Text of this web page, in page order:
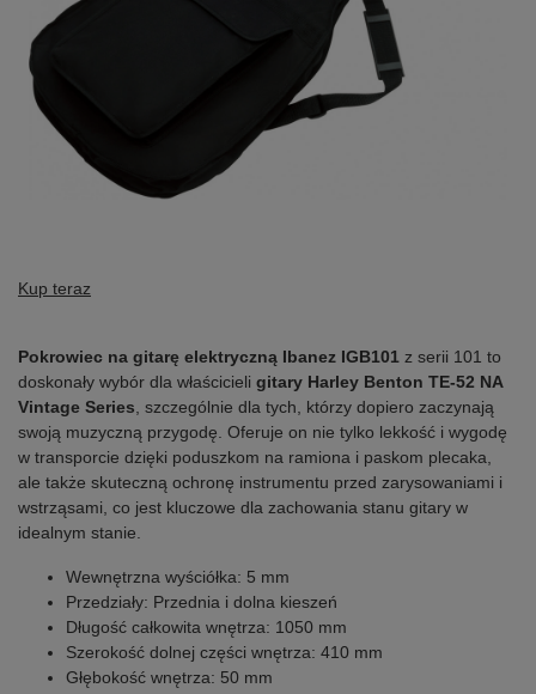
Kup teraz
Pokrowiec na gitarę elektryczną Ibanez IGB101 z serii 101 to
doskonały wybór dla właścicieli gitary Harley Benton TE-52 NA
Vintage Series , szczególnie dla tych, którzy dopiero zaczynają
swoją muzyczną przygodę. Oferuje on nie tylko lekkość i wygodę
w transporcie dzięki poduszkom na ramiona i paskom plecaka,
ale także skuteczną ochronę instrumentu przed zarysowaniami i
wstrząsami, co jest kluczowe dla zachowania stanu gitary w
idealnym stanie.
Wewnętrzna wyściółka: 5 mm
Przedziały: Przednia i dolna kieszeń
Długość całkowita wnętrza: 1050 mm
Szerokość dolnej części wnętrza: 410 mm
Głębokość wnętrza: 50 mm